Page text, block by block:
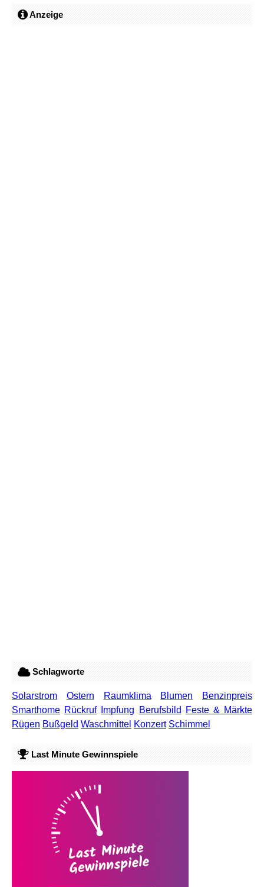
Anzeige
Schlagworte
Solarstrom Ostern Raumklima Blumen
Benzinpreis
Smarthome Rückruf Impfung Berufsbild
Feste & Märkte
Rügen Bußgeld Waschmittel Konzert Schimmel
Last Minute Gewinnspiele